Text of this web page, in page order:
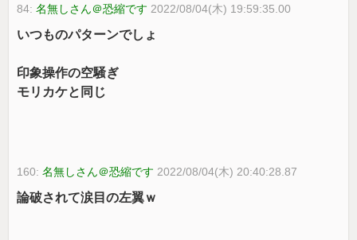
84:名無しさん＠恐縮です 2022/08/04(木) 19:59:35.00
いつものパターンでしょ
印象操作の空騒ぎ
モリカケと同じ
160:名無しさん＠恐縮です 2022/08/04(木) 20:40:28.87
論破されて涙目の左翼ｗ